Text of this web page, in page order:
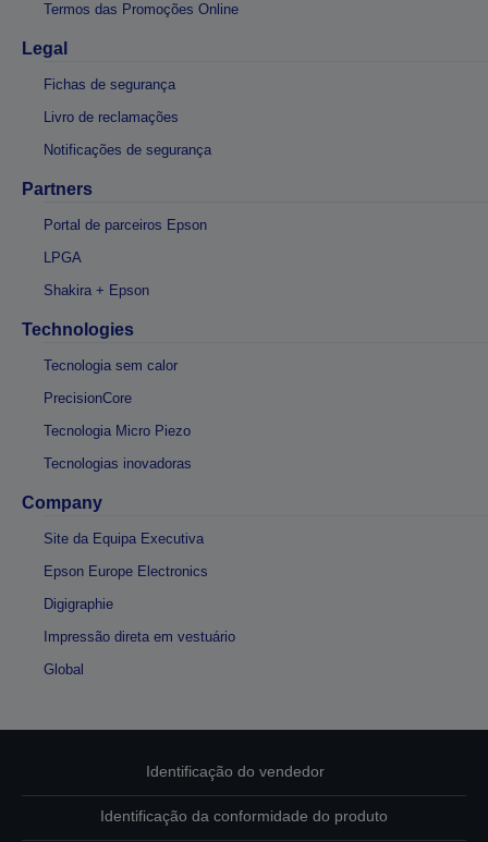
Termos das Promoções Online
Legal
Fichas de segurança
Livro de reclamações
Notificações de segurança
Partners
Portal de parceiros Epson
LPGA
Shakira + Epson
Technologies
Tecnologia sem calor
PrecisionCore
Tecnologia Micro Piezo
Tecnologias inovadoras
Company
Site da Equipa Executiva
Epson Europe Electronics
Digigraphie
Impressão direta em vestuário
Global
Identificação do vendedor
Identificação da conformidade do produto